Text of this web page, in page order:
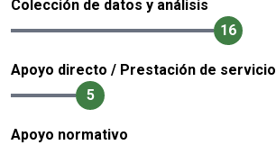
Colección de datos y análisis
16
Apoyo directo / Prestación de servicio
5
Apoyo normativo